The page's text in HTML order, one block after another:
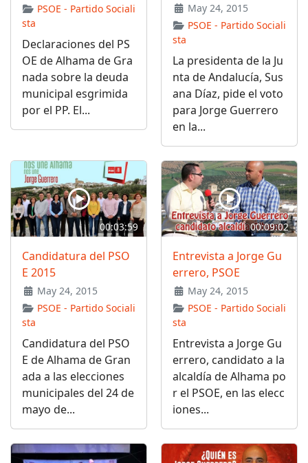
PSOE - Partido Sociali
sta
Declaraciones del PS
OE de Alhama de Gra
nada sobre la deuda
municipal esgrimida
por el PP. El...
May 24, 2015
PSOE - Partido Sociali
sta
La presidenta de la Ju
nta de Andalucía, Sus
ana Díaz, pide el voto
para Jorge Guerrero
en la...
00:03:59
Candidatura del PSO
E 2015
May 24, 2015
PSOE - Partido Sociali
sta
Candidatura del PSO
E de Alhama de Gran
ada a las elecciones
municipales del 24 de
mayo de...
00:09:02
Entrevista a Jorge Gu
errero, PSOE
May 24, 2015
PSOE - Partido Sociali
sta
Entrevista a Jorge Gu
errero, candidato a la
alcaldía de Alhama po
r el PSOE, en las elecc
iones...